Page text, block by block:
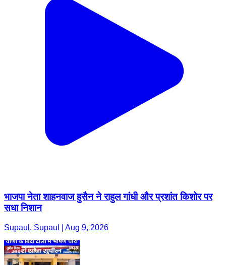
भाजपा नेता शाहनवाज हुसैन ने राहुल गांधी और प्रशांत किशोर पर
सधा निशान
Supaul, Supaul | Aug 9, 2026